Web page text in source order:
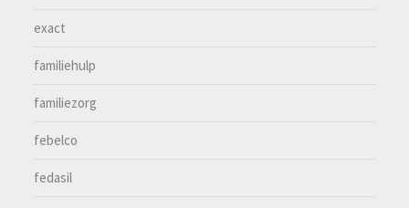
exact
familiehulp
familiezorg
febelco
fedasil